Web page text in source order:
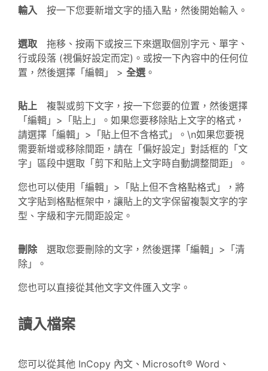
輸入 按一下您要新增文字的插入點，然後開始輸入。
選取
拖移、按兩下或按三下來選取個別字元、單字、
行或段落 (視偏好設定而定)。或按一下內容中的任何位
置，然後選擇「編輯」 > 全選 。
貼上
複製或剪下文字，按一下您要的位置，然後選擇
「編輯」>「貼上」。如果您要移除貼上文字的格式，
請選擇「編輯」>「貼上但不含格式」。\n如果您要視
需要新增或移除間距，請在「偏好設定」對話框的「文
字」區段中選取「剪下和貼上文字時自動調整間距」。
您也可以使用「編輯」>「貼上但不含格點格式」，將
文字貼到格點框架中，讓貼上的文字保留複製文字的字
型、字級和字元間距設定。
刪除
選取您要刪除的文字，然後選擇「編輯」>「清
除」。
您也可以直接從其他文字文件匯入文字。
讀入檔案
您可以從其他 InCopy 內文、Microsoft® Word、